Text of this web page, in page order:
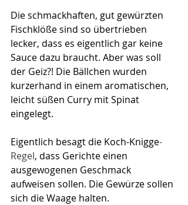
Die schmackhaften, gut gewürzten
Fischklöße sind so übertrieben
lecker, dass es eigentlich gar keine
Sauce dazu braucht. Aber was soll
der Geiz?! Die Bällchen wurden
kurzerhand in einem aromatischen,
leicht süßen Curry mit Spinat
eingelegt.
Eigentlich besagt die Koch-Knigge-
Regel, dass Gerichte einen
ausgewogenen Geschmack
aufweisen sollen. Die Gewürze sollen
sich die Waage halten.